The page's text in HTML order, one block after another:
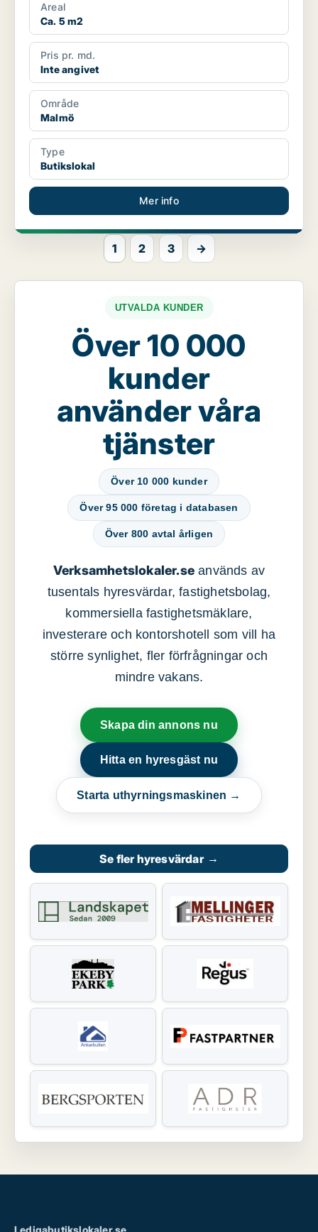
Areal
Ca. 5 m2
Pris pr. md.
Inte angivet
Område
Malmö
Type
Butikslokal
Mer info
1 2 3 →
UTVALDA KUNDER
Över 10 000
kunder
använder våra
tjänster
Över 10 000 kunder
Över 95 000 företag i databasen
Över 800 avtal årligen
Verksamhetslokaler.se används av
tusentals hyresvärdar, fastighetsbolag,
kommersiella fastighetsmäklare,
investerare och kontorshotell som vill ha
större synlighet, fler förfrågningar och
mindre vakans.
Skapa din annons nu
Hitta en hyresgäst nu
Starta uthyrningsmaskinen →
Se fler hyresvärdar →